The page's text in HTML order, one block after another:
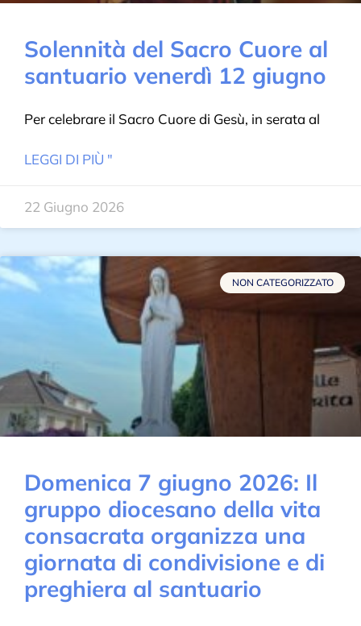
Solennità del Sacro Cuore al
santuario venerdì 12 giugno
Per celebrare il Sacro Cuore di Gesù, in serata al
LEGGI DI PIÙ "
22 Giugno 2026
NON CATEGORIZZATO
Domenica 7 giugno 2026: Il
gruppo diocesano della vita
consacrata organizza una
giornata di condivisione e di
preghiera al santuario